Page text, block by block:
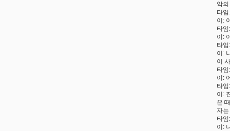
악
타
이:
타
이:
타
이:
이
타
이:
타
이:
은
자
타
이: